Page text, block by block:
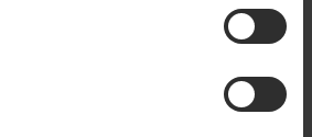
vårt budskap